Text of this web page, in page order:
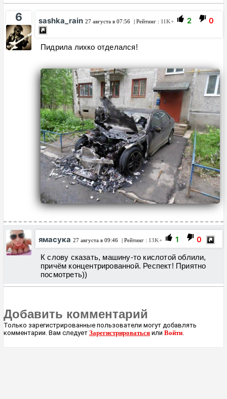
6 sashka_rain 27 августа в 07:56 | Рейтинг : 11K+ 2 0
Пидрила лихко отделался!
ямасука 27 августа в 09:46 | Рейтинг : 13K+ 1 0
К слову сказать, машину-то кислотой облили,
причём концентрированной. Респект! Приятно
посмотреть))
Добавить комментарий
Только зарегистрированные пользователи могут добавлять
комментарии. Вам следует Зарегистрироваться или Войти